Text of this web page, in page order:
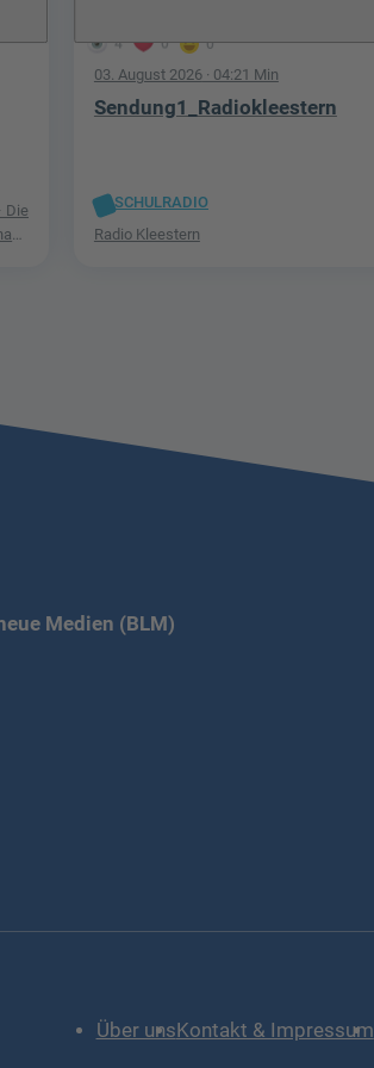
Die
4 0 0
03. August 2026· 04:21 Min
Sendung1_Radiokleestern
SCHULRADIO
Radio Kleestern
Medien (BLM)
Über unsKontakt & Impressum